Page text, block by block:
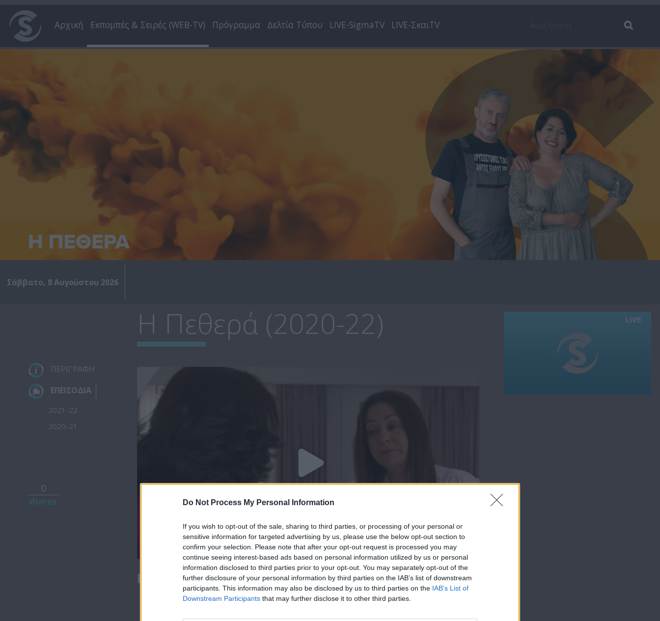
Do Not Process My Personal Information
If you wish to opt-out of the sale, sharing to third parties, or processing of your personal or
sensitive information for targeted advertising by us, please use the below opt-out section to
confirm your selection. Please note that after your opt-out request is processed you may
continue seeing interest-based ads based on personal information utilized by us or personal
information disclosed to third parties prior to your opt-out. You may separately opt-out of the
further disclosure of your personal information by third parties on the IAB’s list of downstream
participants. This information may also be disclosed by us to third parties on the IAB’s List of
Downstream Participants that may further disclose it to other third parties.
Αρχική Εκπομπές & Σειρές (WEB-TV) Πρόγραμμα Δελτία Τύπου LIVE-SigmaTV LIVE-ΣκαιTV
Σάββατο, 8 Αυγούστου 2026
Η Πεθερά (2020-22)
ΠΕΡΙΓΡΑΦΗ
ΕΠΕΙΣΟΔΙΑ
2021-22
2020-21
0
Η Πεθερά επ. 56